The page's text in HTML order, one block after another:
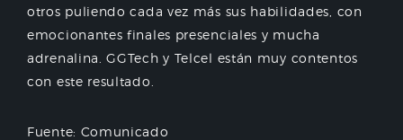
otros puliendo cada vez más sus habilidades, con
emocionantes finales presenciales y mucha
adrenalina. GGTech y Telcel están muy contentos
con este resultado.
Fuente: Comunicado